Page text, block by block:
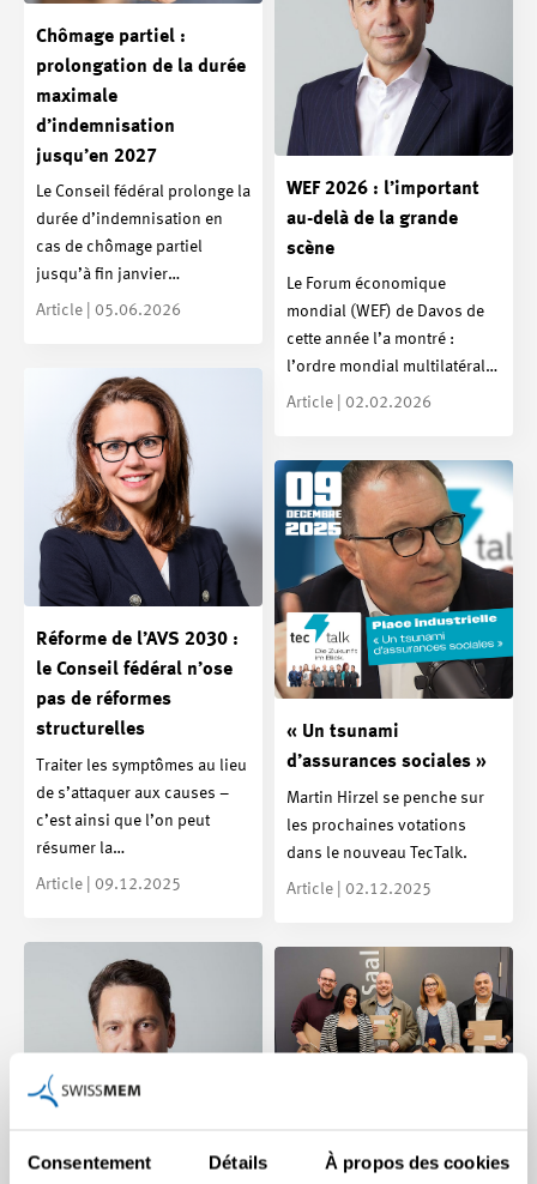
Consentement Détails À propos des cookies
Chômage partiel :
prolongation de la durée
maximale
d’indemnisation
jusqu’en 2027
Le Conseil fédéral prolonge la
durée d’indemnisation en
cas de chômage partiel
jusqu’à fin janvier…
Article | 05.06.2026
WEF 2026 : l’important
au-delà de la grande
scène
Le Forum économique
mondial (WEF) de Davos de
cette année l’a montré :
l’ordre mondial multilatéral…
Article | 02.02.2026
Réforme de l’AVS 2030 :
le Conseil fédéral n’ose
pas de réformes
structurelles
Traiter les symptômes au lieu
de s’attaquer aux causes –
c’est ainsi que l’on peut
résumer la…
Article | 09.12.2025
« Un tsunami
d’assurances sociales »
Martin Hirzel se penche sur
les prochaines votations
dans le nouveau TecTalk.
Article | 02.12.2025